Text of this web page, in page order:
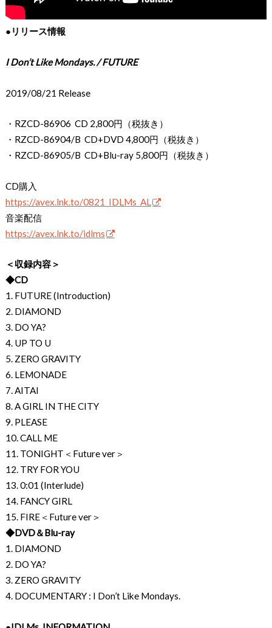
●リリース情報
I Don’t Like Mondays. / FUTURE
2019/08/21 Release
・RZCD-86906 CD 2,800円（税抜き）
・RZCD-86904/B CD+DVD 4,800円（税抜き）
・RZCD-86905/B CD+Blu-ray 5,800円（税抜き）
CD購入
https://avex.lnk.to/0821_IDLMs_AL
音楽配信
https://avex.lnk.to/idlms
＜収録内容＞
◆CD
1. FUTURE (Introduction)
2. DIAMOND
3. DO YA?
4. UP TO U
5. ZERO GRAVITY
6. LEMONADE
7. AITAI
8. A GIRL IN THE CITY
9. PLEASE
10. CALL ME
11. TONIGHT＜Future ver＞
12. TRY FOR YOU
13. 0:01 (Interlude)
14. FANCY GIRL
15. FIRE＜Future ver＞
◆DVD＆Blu-ray
1. DIAMOND
2. DO YA?
3. ZERO GRAVITY
4. DOCUMENTARY : I Don’t Like Mondays.